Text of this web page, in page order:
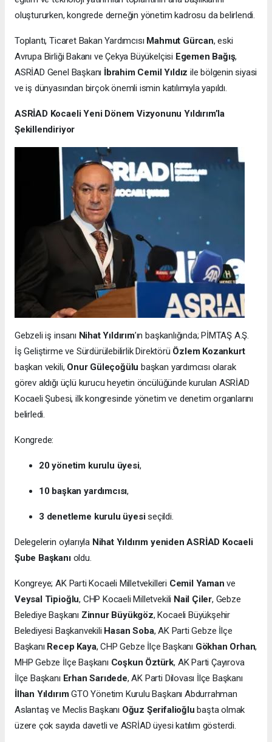
oluştururken, kongrede derneğin yönetim kadrosu da belirlendi.
Toplantı, Ticaret Bakan Yardımcısı Mahmut Gürcan, eski
Avrupa Birliği Bakanı ve Çekya Büyükelçisi Egemen Bağış,
ASRİAD Genel Başkanı İbrahim Cemil Yıldız ile bölgenin siyasi
ve iş dünyasından birçok önemli ismin katılımıyla yapıldı.
ASRİAD Kocaeli Yeni Dönem Vizyonunu Yıldırım’la
Şekillendiriyor
Gebzeli iş insanı Nihat Yıldırım’ın başkanlığında; PİMTAŞ A.Ş.
İş Geliştirme ve Sürdürülebilirlik Direktörü Özlem Kozankurt
başkan vekili, Onur Güleçoğülu başkan yardımcısı olarak
görev aldığı üçlü kurucu heyetin öncülüğünde kurulan ASRİAD
Kocaeli Şubesi, ilk kongresinde yönetim ve denetim organlarını
belirledi.
Kongrede:
20 yönetim kurulu üyesi,
10 başkan yardımcısı,
3 denetleme kurulu üyesiseçildi.
Delegelerin oylarıyla Nihat Yıldırım yeniden ASRİAD Kocaeli
Şube Başkanıoldu.
Kongreye; AK Parti Kocaeli Milletvekilleri Cemil Yaman ve
Veysal Tipioğlu, CHP Kocaeli Milletvekili Nail Çiler, Gebze
Belediye Başkanı Zinnur Büyükgöz, Kocaeli Büyükşehir
Belediyesi Başkanvekili Hasan Soba, AK Parti Gebze İlçe
Başkanı Recep Kaya, CHP Gebze İlçe Başkanı Gökhan Orhan,
MHP Gebze İlçe Başkanı Coşkun Öztürk, AK Parti Çayırova
İlçe Başkanı Erhan Sarıdede, AK Parti Dilovası İlçe Başkanı
İlhan YıldırımGTO Yönetim Kurulu Başkanı Abdurrahman
Aslantaş ve Meclis Başkanı Oğuz Şerifalioğlu başta olmak
üzere çok sayıda davetli ve ASRİAD üyesi katılım gösterdi.